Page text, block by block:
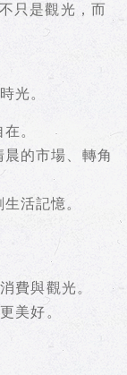
只是觀光，而
光。
。
的市場、轉角
活記憶。
費與觀光。
美好。